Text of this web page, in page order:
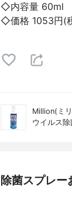
◇内容量 60ml
◇価格 1053円(
Million(ミ
ウイルス
除菌スプレー